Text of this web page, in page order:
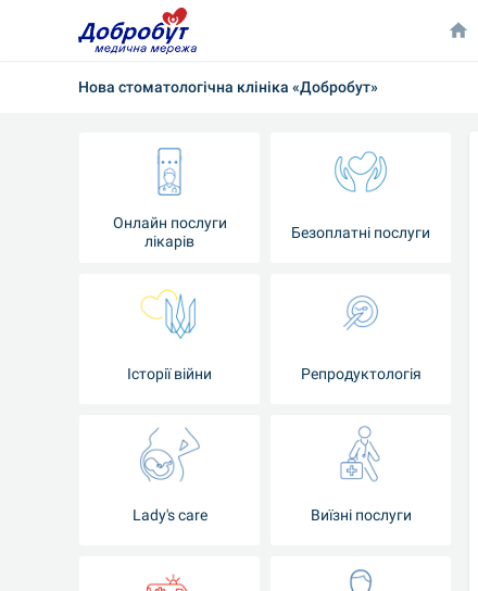
Нова стоматологічна клініка «Добробут»
Онлайн послуги
лікарів
Безоплатні послуги
Історії війни Репродуктологія
Lady's care Виїзні послуги